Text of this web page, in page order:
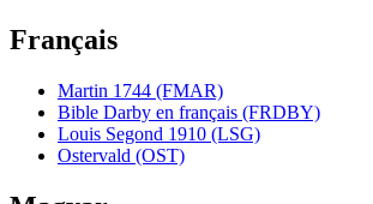
Français
Martin 1744 (FMAR)
Bible Darby en français (FRDBY)
Louis Segond 1910 (LSG)
Ostervald (OST)